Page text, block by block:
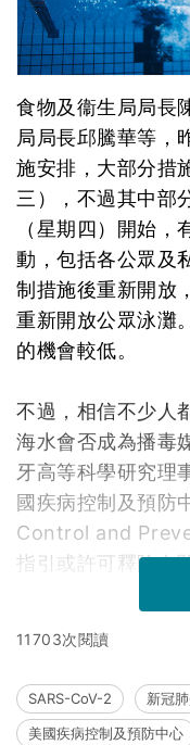
食物及衞生局局長
局局長邱騰華等，
施安排，大部分措
三），不過其中部
（星期四）開始
動，包括各公眾及
制措施後重新開放
重新開放公眾泳灘
的機會較低。
不過，相信不少人
海水會否成為播毒
牙高等科學研究理
國疾病控制及預
Control and
指引或許可釋除有
11703次閱讀
SARS-CoV-2 新冠
美國疾病控制及預防中心